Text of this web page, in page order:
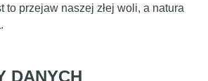
to przejaw naszej złej woli, a natura
DANYCH